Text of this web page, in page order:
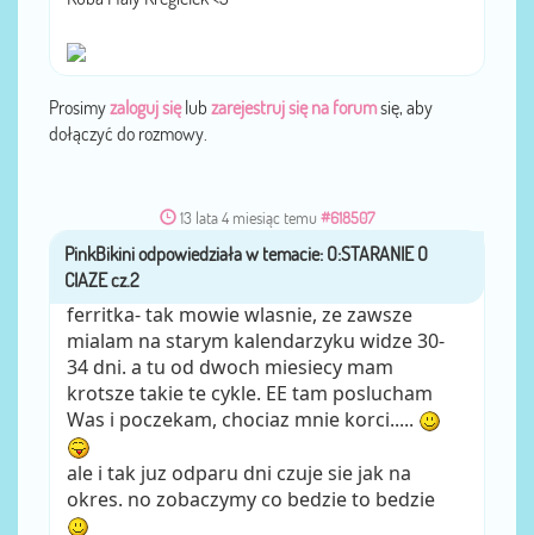
Prosimyzaloguj sięlub zarejestruj się na forumsię, aby
dołączyć do rozmowy.
13 lata 4 miesiąc temu #618507
przezPinkBikini
ferritka- tak mowie wlasnie, ze zawsze
mialam na starym kalendarzyku widze 30-
34 dni. a tu od dwoch miesiecy mam
krotsze takie te cykle. EE tam poslucham
Was i poczekam, chociaz mnie korci.....
ale i tak juz odparu dni czuje sie jak na
okres. no zobaczymy co bedzie to bedzie